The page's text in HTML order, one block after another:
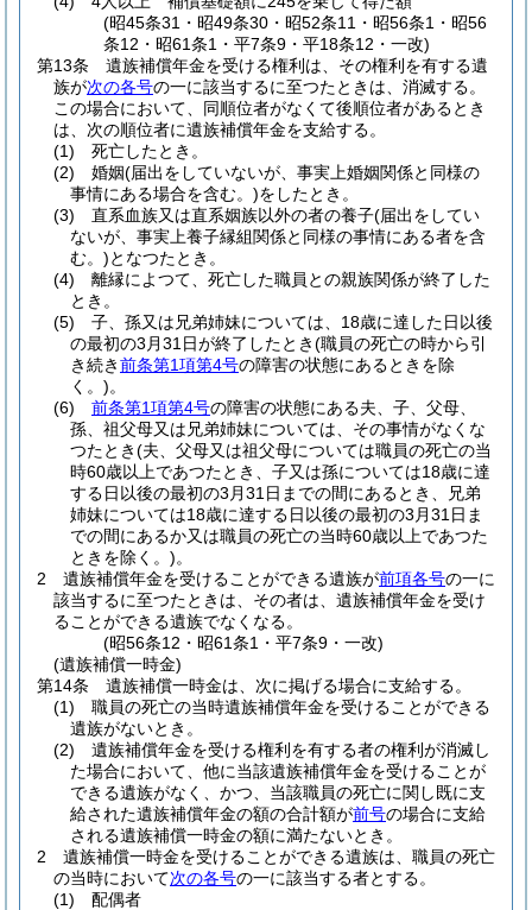
(昭45条31・昭49条30・昭52条11・昭56条1・昭56
条12・昭61条1・平7条9・平18条12・一改)
第13条
遺族補償年金を受ける権利は、その権利を有する遺
族が次の各号の一に該当するに至つたときは、消滅する。
この場合において、同順位者がなくて後順位者があるとき
は、次の順位者に遺族補償年金を支給する。
(1)
死亡したとき。
(2)
婚姻(届出をしていないが、事実上婚姻関係と同様の
事情にある場合を含む。)をしたとき。
(3)
直系血族又は直系姻族以外の者の養子(届出をしてい
ないが、事実上養子縁組関係と同様の事情にある者を含
む。)となつたとき。
(4)
離縁によつて、死亡した職員との親族関係が終了した
とき。
(5)
子、孫又は兄弟姉妹については、18歳に達した日以後
の最初の3月31日が終了したとき(職員の死亡の時から引
き続き前条第1項第4号の障害の状態にあるときを除
く。)。
(6)
前条第1項第4号の障害の状態にある夫、子、父母、
孫、祖父母又は兄弟姉妹については、その事情がなくな
つたとき(夫、父母又は祖父母については職員の死亡の当
時60歳以上であつたとき、子又は孫については18歳に達
する日以後の最初の3月31日までの間にあるとき、兄弟
姉妹については18歳に達する日以後の最初の3月31日ま
での間にあるか又は職員の死亡の当時60歳以上であつた
ときを除く。)。
2
遺族補償年金を受けることができる遺族が前項各号の一に
該当するに至つたときは、その者は、遺族補償年金を受け
ることができる遺族でなくなる。
(昭56条12・昭61条1・平7条9・一改)
(遺族補償一時金)
第14条
遺族補償一時金は、次に掲げる場合に支給する。
(1)
職員の死亡の当時遺族補償年金を受けることができる
遺族がないとき。
(2)
遺族補償年金を受ける権利を有する者の権利が消滅し
た場合において、他に当該遺族補償年金を受けることが
できる遺族がなく、かつ、当該職員の死亡に関し既に支
給された遺族補償年金の額の合計額が前号の場合に支給
される遺族補償一時金の額に満たないとき。
2
遺族補償一時金を受けることができる遺族は、職員の死亡
の当時において次の各号の一に該当する者とする。
(1)
配偶者